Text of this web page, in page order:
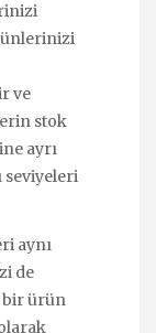
ve
stok
ayrı
seviyeleri
aynı
de
bir ürün